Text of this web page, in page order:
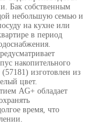
Бак собственным
небольшую семью и
на кухне или
в период
накопительного
изготовлен из
цвет.
AG+ обладает
время, что